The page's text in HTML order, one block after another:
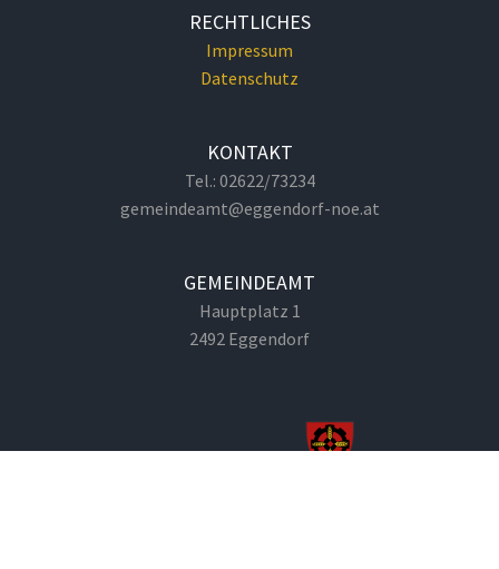
RECHTLICHES
Impressum
Datenschutz
KONTAKT
Tel.: 02622/73234
gemeindeamt@eggendorf-noe.at
GEMEINDEAMT
Hauptplatz 1
2492 Eggendorf